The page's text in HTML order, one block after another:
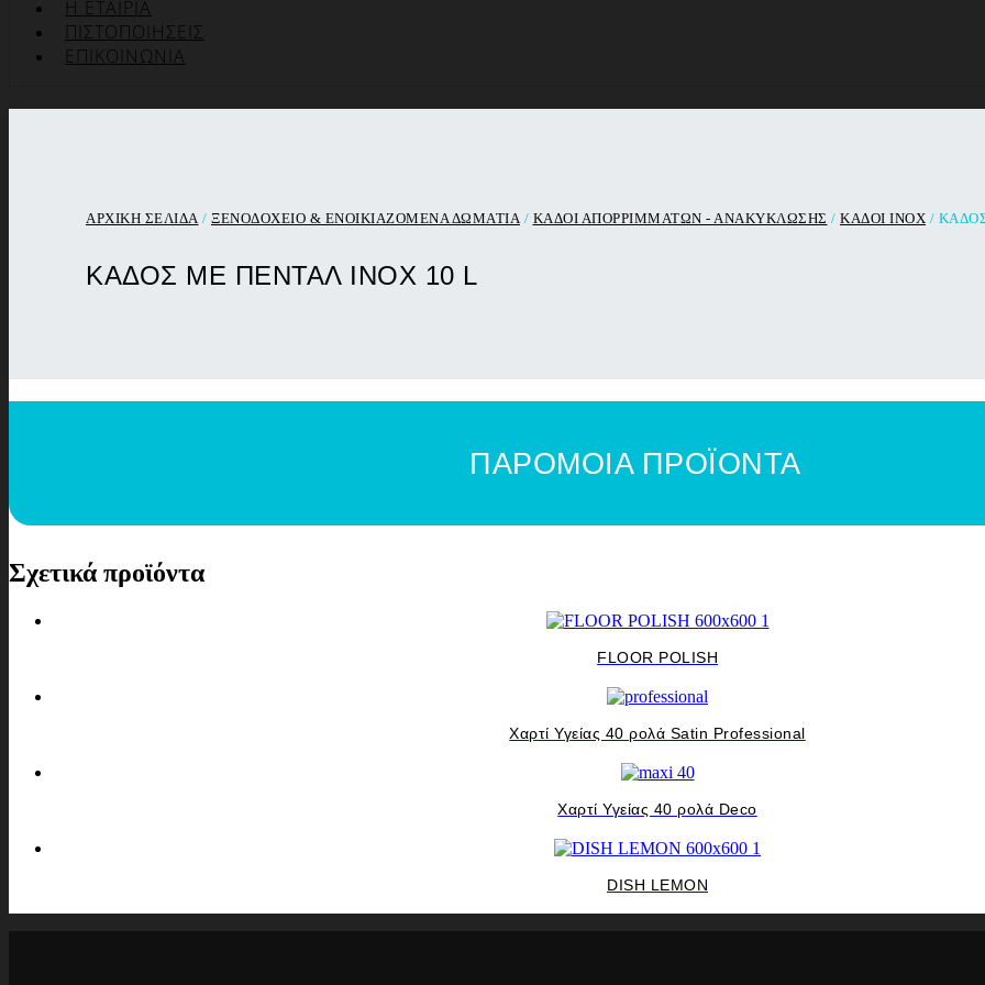
Η ΕΤΑΙΡΊΑ
ΠΙΣΤΟΠΟΙΉΣΕΙΣ
ΕΠΙΚΟΙΝΩΝΊΑ
ΑΡΧΙΚΉ ΣΕΛΊΔΑ/ ΞΕΝΟΔΟΧΕΙΟ & ΕΝΟΙΚΙΑΖΟΜΕΝΑ ΔΩΜΑΤΙΑ/ ΚΑΔΟΙ ΑΠΟΡΡΙΜΜΑΤΩΝ - ΑΝΑΚΥΚΛΩΣΗΣ / ΚΑΔΟΙ ΙΝΟΧ /
ΚΑΔΟΣ ΜΕ ΠΕΝΤΑΛ INOX 10 L
ΠΑΡΟΜΟΙΑ ΠΡΟΪΟΝΤΑ
Σχετικά προϊόντα
FLOOR POLISH
Χαρτί Υγείας 40 ρολά Satin Professional
Χαρτί Υγείας 40 ρολά Deco
DISH LEMON